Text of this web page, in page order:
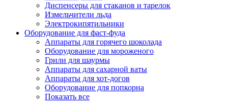
Диспенсеры для стаканов и тарелок
Измельчители льда
Электрокипятильники
Оборудование для фаст-фуда
Аппараты для горячего шоколада
Оборудование для мороженого
Грили для шаурмы
Аппараты для сахарной ваты
Аппараты для хот-догов
Оборудование для попкорна
Показать все